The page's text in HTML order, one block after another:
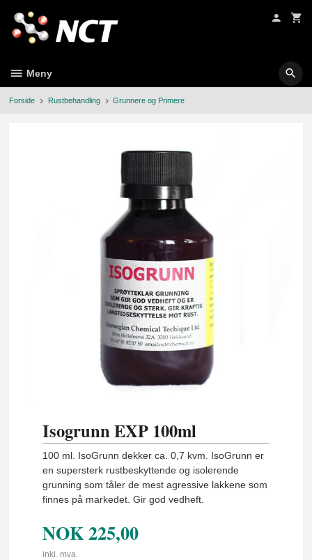
innholdet
Meny
Forside Rustbehandling Grunnere og Primere
Isogrunn EXP 100ml
100 ml. IsoGrunn dekker ca. 0,7 kvm. IsoGrunn er
en supersterk rustbeskyttende og isolerende
grunning som tåler de mest agressive lakkene som
finnes på markedet. Gir god vedheft.
NOK225,00
inkl. mva.